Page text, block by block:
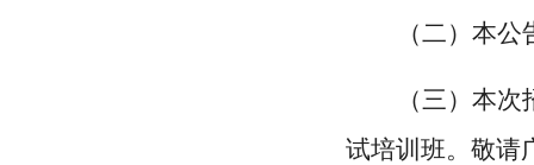
（二）本
（三）本
试培训班。敬请